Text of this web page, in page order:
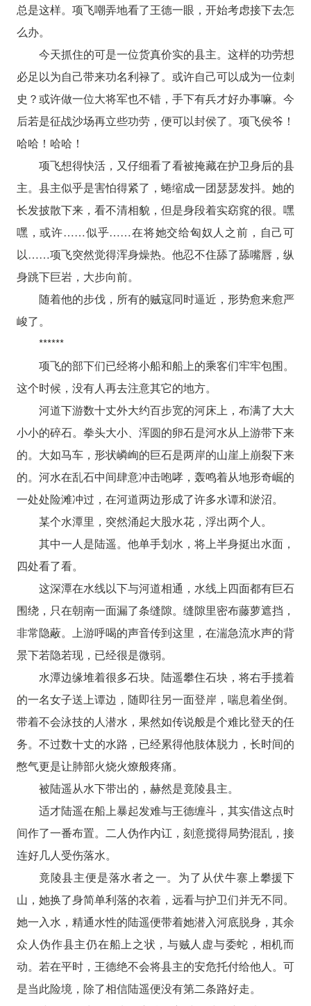
总是这样。项飞嘲弄地看了王德一眼，开始考虑接下去怎
么办。
今天抓住的可是一位货真价实的县主。这样的功劳想
必足以为自己带来功名利禄了。或许自己可以成为一位刺
史？或许做一位大将军也不错，手下有兵才好办事嘛。今
后若是征战沙场再立些功劳，便可以封侯了。项飞侯爷！
哈哈！哈哈！
项飞想得快活，又仔细看了看被掩藏在护卫身后的县
主。县主似乎是害怕得紧了，蜷缩成一团瑟瑟发抖。她的
长发披散下来，看不清相貌，但是身段着实窈窕的很。嘿
嘿，或许……似乎……在将她交给匈奴人之前，自己可
以……项飞突然觉得浑身燥热。他忍不住舔了舔嘴唇，纵
身跳下巨岩，大步向前。
随着他的步伐，所有的贼寇同时逼近，形势愈来愈严
峻了。
******
项飞的部下们已经将小船和船上的乘客们牢牢包围。
这个时候，没有人再去注意其它的地方。
河道下游数十丈外大约百步宽的河床上，布满了大大
小小的碎石。拳头大小、浑圆的卵石是河水从上游带下来
的。大如马车，形状嶙峋的巨石是两岸的山崖上崩裂下来
的。河水在乱石中间肆意冲击咆哮，轰鸣着从地形奇崛的
一处处险滩冲过，在河道两边形成了许多水谭和淤沼。
某个水潭里，突然涌起大股水花，浮出两个人。
其中一人是陆遥。他单手划水，将上半身挺出水面，
四处看了看。
这深潭在水线以下与河道相通，水线上四面都有巨石
围绕，只在朝南一面漏了条缝隙。缝隙里密布藤萝遮挡，
非常隐蔽。上游呼喝的声音传到这里，在湍急流水声的背
景下若隐若现，已经很是微弱。
水潭边缘堆着很多石块。陆遥攀住石块，将右手揽着
的一名女子送上谭边，随即往另一面登岸，喘息着坐倒。
带着不会泳技的人潜水，果然如传说般是个难比登天的任
务。不过数十丈的水路，已经累得他肢体脱力，长时间的
憋气更是让肺部火烧火燎般疼痛。
被陆遥从水下带出的，赫然是竟陵县主。
适才陆遥在船上暴起发难与王德缠斗，其实借这点时
间作了一番布置。二人伪作内讧，刻意搅得局势混乱，接
连好几人受伤落水。
竟陵县主便是落水者之一。为了从伏牛寨上攀援下
山，她换了身简单利落的衣着，远看与护卫们并无不同。
她一入水，精通水性的陆遥便带着她潜入河底脱身，其余
众人伪作县主仍在船上之状，与贼人虚与委蛇，相机而
动。若在平时，王德绝不会将县主的安危托付给他人。可
是当此险境，除了相信陆遥便没有第二条路好走。